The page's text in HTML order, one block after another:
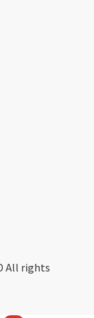
All rights